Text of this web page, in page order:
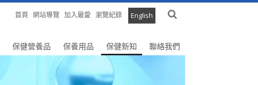
首頁 網站導覽 加入最愛 English
瀏覽紀錄
保健營養品 保養用品 保健新知 聯絡我們